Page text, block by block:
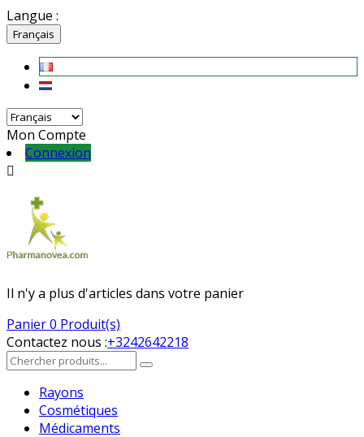
Langue :
Français
Mon Compte
Connexion

Il n'y a plus d'articles dans votre panier
Panier0 Produit(s)
Contactez nous :+3242642218
Rayons
Cosmétiques
Médicaments